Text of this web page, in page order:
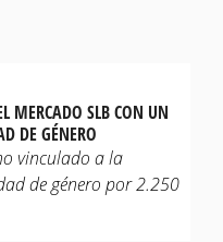
MERCADO SLB CON UN
DE GÉNERO
vinculado a la
de género por 2.250